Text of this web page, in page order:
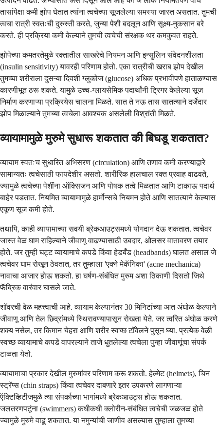
तासांपेक्षा कमी झोप घेतात त्यांना त्वचेच्या सूजलेल्या समस्या जास्त असतात. तुमची
त्वचा रात्री स्वतःची दुरुस्ती करते, जुन्या पेशी बदलून आणि सूक्ष्म-नुकसान बरे
करते. ही प्रक्रिया कमी केल्याने तुमची त्वचेची संरक्षक थर कमकुवत राहते.
झोपेच्या कमतरतेमुळे रक्तातील साखरेचे नियमन आणि इन्सुलिन संवेदनशीलता
(insulin sensitivity) यावरही परिणाम होतो. एका रात्रीची खराब झोप देखील
तुमच्या शरीराला दुसऱ्या दिवशी ग्लुकोज (glucose) अधिक प्रभावीपणे हाताळण्यास
कारणीभूत ठरू शकते. यामुळे उच्च-ग्लायसेमिक पदार्थांनी ट्रिगर केलेल्या सूज
निर्माण करणाऱ्या प्रक्रियेस चालना मिळते. सात ते नऊ तास सातत्याने दर्जेदार
झोप मिळाल्याने तुमच्या त्वचेला आवश्यक असलेली विश्रांती मिळते.
व्यायामामुळे मुरुमे सुधारू शकतात की बिघडू शकतात?
व्यायाम स्वतःच सुधारित अभिसरण (circulation) आणि तणाव कमी करण्याद्वारे
सामान्यतः त्वचेसाठी फायदेशीर असतो. शारीरिक हालचाल रक्त प्रवाह वाढवते,
ज्यामुळे त्वचेच्या पेशींना ऑक्सिजन आणि पोषक तत्वे मिळतात आणि टाकाऊ पदार्थ
बाहेर पडतात. नियमित व्यायामामुळे हार्मोन्सचे नियमन होते आणि सातत्याने केल्यास
एकूण सूज कमी होते.
तथापि, काही व्यायामाच्या सवयी ब्रेकआउट्समध्ये योगदान देऊ शकतात. त्वचेवर
जास्त वेळ घाम राहिल्याने जीवाणू वाढण्यासाठी उबदार, ओलसर वातावरण तयार
होते. जर तुम्ही घट्ट व्यायामाचे कपडे किंवा हेडबँड (headbands) घालत असाल जे
त्वचेवर घाम रोखून ठेवतात, तर तुम्हाला 'एक्ने मेकॅनिका' (acne mechanica)
नावाचा आजार होऊ शकतो. हा घर्षण-संबंधित मुरुम अशा ठिकाणी दिसतो जिथे
फॅब्रिक वारंवार घासले जाते.
शॉवरची वेळ महत्त्वाची आहे. व्यायाम केल्यानंतर 30 मिनिटांच्या आत अंघोळ केल्याने
जीवाणू आणि तेल छिद्रांमध्ये स्थिरावण्यापासून रोखता येते. जर त्वरित अंघोळ करणे
शक्य नसेल, तर किमान चेहरा आणि शरीर स्वच्छ टॉवेलने पुसून घ्या. प्रत्येक वेळी
स्वच्छ व्यायामाचे कपडे वापरल्याने ताजे धुतलेल्या त्वचेला पुन्हा जीवाणूंचा संपर्क
टाळता येतो.
व्यायामाचा प्रकार देखील मुरुमांवर परिणाम करू शकतो. हेल्मेट (helmets), चिन
स्ट्रॅप्स (chin straps) किंवा त्वचेवर दाबणारे इतर उपकरणे लागणाऱ्या
ऍक्टिव्हिटीजमुळे त्या संपर्काच्या भागांमध्ये ब्रेकआउट्स होऊ शकतात.
जलतरणपटूंना (swimmers) कधीकधी क्लोरीन-संबंधित त्वचेची जळजळ होते
ज्यामुळे मुरुमे वाढू शकतात. या नमुन्यांची जाणीव असल्यास तुम्हाला तुमच्या